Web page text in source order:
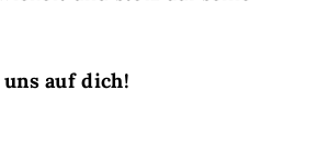
auf dich!